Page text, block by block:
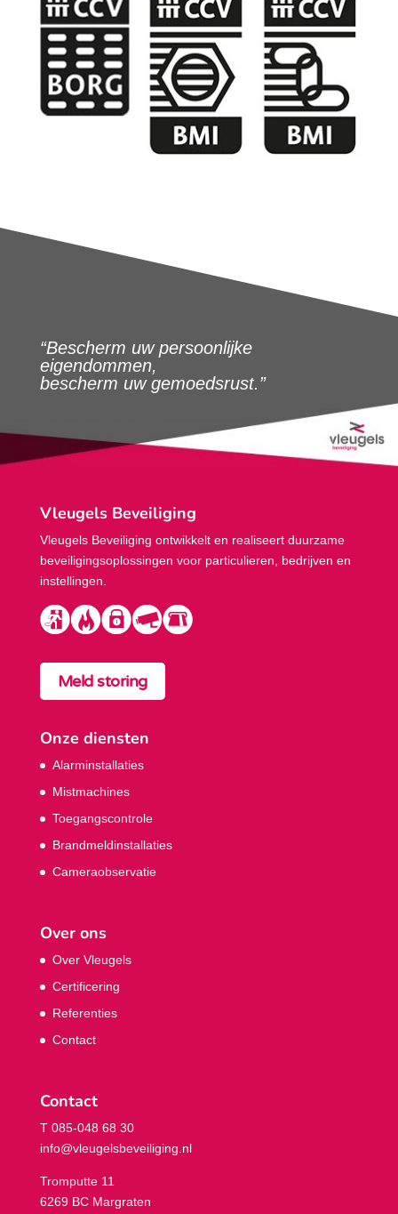
“Bescherm uw persoonlijke
eigendommen,
bescherm uw gemoedsrust.”
Vleugels Beveiliging
Vleugels Beveiliging ontwikkelt en realiseert duurzame
beveiligings­oplossingen voor particulieren, bedrijven en
instellingen.
Meld storing
Onze diensten
Alarminstallaties
Mistmachines
Toegangscontrole
Brandmeldinstallaties
Cameraobservatie
Over ons
Over Vleugels
Certificering
Referenties
Contact
Contact
T 085-048 68 30
info@vleugelsbeveiliging.nl
Tromputte 11
6269 BC Margraten